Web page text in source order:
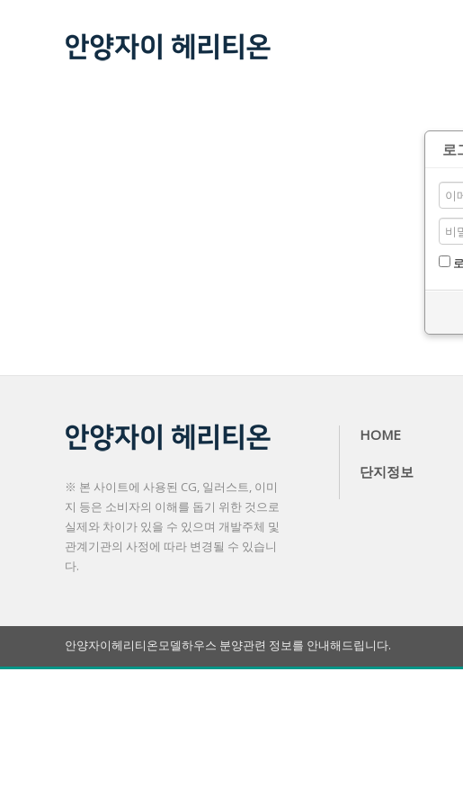
로
※ 본 사이트에 사용된 CG, 일러스트, 이미
지 등은 소비자의 이해를 돕기 위한 것으로
실제와 차이가 있을 수 있으며 개발주체 및
관계기관의 사정에 따라 변경될 수 있습니
다.
HOME
단지정보
안양자이헤리티온모델하우스 분양관련 정보를 안내해드립니다.